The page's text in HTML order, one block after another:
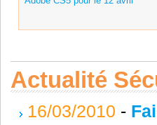
Actualité
16/03/2010 -